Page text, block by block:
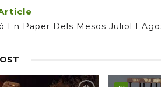
En Paper Dels Mesos Juliol I